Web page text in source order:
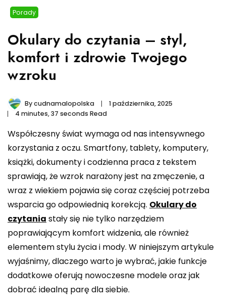
Porady
Okulary do czytania – styl,
komfort i zdrowie Twojego
wzroku
Bycudnamalopolska
1 października, 2025
4 minutes, 37 seconds Read
Współczesny świat wymaga od nas intensywnego
korzystania z oczu. Smartfony, tablety, komputery,
książki, dokumenty i codzienna praca z tekstem
sprawiają, że wzrok narażony jest na zmęczenie, a
wraz z wiekiem pojawia się coraz częściej potrzeba
wsparcia go odpowiednią korekcją. Okulary do
czytania stały się nie tylko narzędziem
poprawiającym komfort widzenia, ale również
elementem stylu życia i mody. W niniejszym artykule
wyjaśnimy, dlaczego warto je wybrać, jakie funkcje
dodatkowe oferują nowoczesne modele oraz jak
dobrać idealną parę dla siebie.